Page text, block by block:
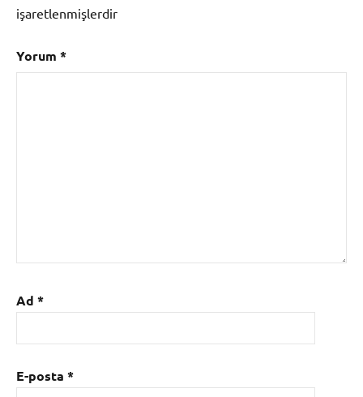
işaretlenmişlerdir
Yorum *
Ad *
E-posta *